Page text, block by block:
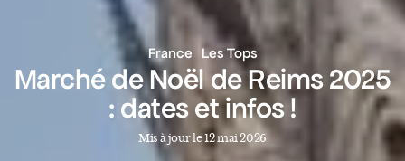
France Les Tops
Marché de Noël de Reims 2025
: dates et infos !
Mis à jour le 12 mai 2026